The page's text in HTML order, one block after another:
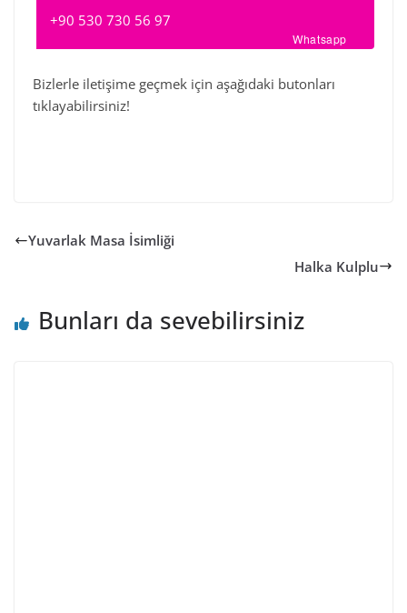
+90 530 730 56 97
Whatsapp
Bizlerle iletişime geçmek için aşağıdaki butonları
tıklayabilirsiniz!
Yuvarlak Masa İsimliği
Halka Kulplu
Bunları da sevebilirsiniz